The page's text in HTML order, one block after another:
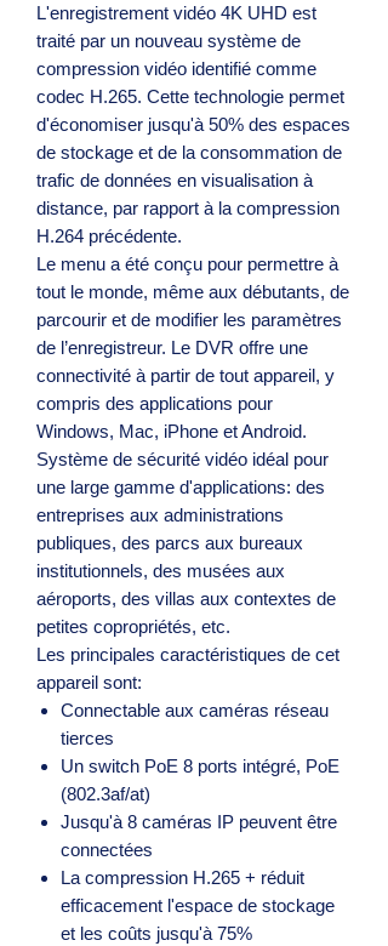
L'enregistrement vidéo 4K UHD est
traité par un nouveau système de
compression vidéo identifié comme
codec H.265. Cette technologie permet
d'économiser jusqu'à 50% des espaces
de stockage et de la consommation de
trafic de données en visualisation à
distance, par rapport à la compression
H.264 précédente.
Le menu a été conçu pour permettre à
tout le monde, même aux débutants, de
parcourir et de modifier les paramètres
de l’enregistreur. Le DVR offre une
connectivité à partir de tout appareil, y
compris des applications pour
Windows, Mac, iPhone et Android.
Système de sécurité vidéo idéal pour
une large gamme d'applications: des
entreprises aux administrations
publiques, des parcs aux bureaux
institutionnels, des musées aux
aéroports, des villas aux contextes de
petites copropriétés, etc.
Les principales caractéristiques de cet
appareil sont:
Connectable aux caméras réseau
tierces
Un switch PoE 8 ports intégré, PoE
(802.3af/at)
Jusqu'à 8 caméras IP peuvent être
connectées
La compression H.265 + réduit
efficacement l'espace de stockage
et les coûts jusqu'à 75%